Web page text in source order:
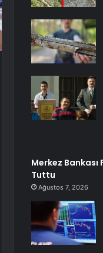
Merkez Bankası
Tuttu
Ağustos 7, 2026